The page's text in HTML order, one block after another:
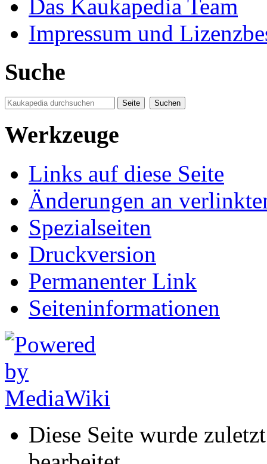
Das Kaukapedia Team
Impressum und
Suche
Werkzeuge
Links auf diese Seite
Änderungen an
Spezialseiten
Druckversion
Permanenter Link
Seiten­informationen
Diese Seite wurde